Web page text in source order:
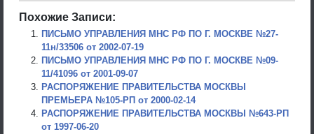
Похожие Записи:
ПИСЬМО УПРАВЛЕНИЯ МНС РФ ПО Г. МОСКВЕ №27-
11н/33506 от 2002-07-19
ПИСЬМО УПРАВЛЕНИЯ МНС РФ ПО Г. МОСКВЕ №09-
11/41096 от 2001-09-07
РАСПОРЯЖЕНИЕ ПРАВИТЕЛЬСТВА МОСКВЫ
ПРЕМЬЕРА №105-РП от 2000-02-14
РАСПОРЯЖЕНИЕ ПРАВИТЕЛЬСТВА МОСКВЫ №643-РП
от 1997-06-20